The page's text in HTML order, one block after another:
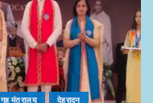
गृह मंत्रालय देहरादून